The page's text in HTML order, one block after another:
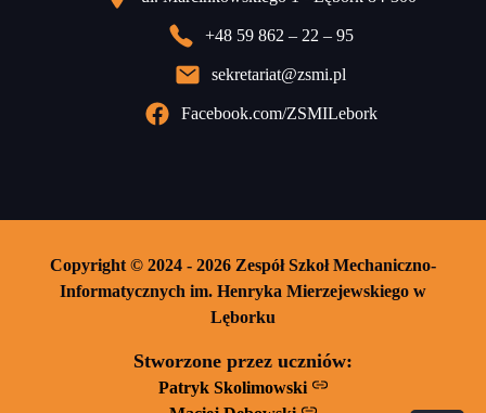
+48 59 862 – 22 – 95
sekretariat@zsmi.pl
Facebook.com/ZSMILebork
Copyright © 2024 - 2026 Zespół Szkoł Mechaniczno-
Informatycznych im. Henryka Mierzejewskiego w
Lęborku
Stworzone przez uczniów:
Patryk Skolimowski